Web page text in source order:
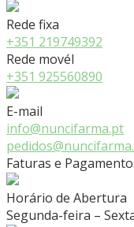
Rede fixa
+351 219749392
Rede movél
+351 925560890
E-mail
info@nuncifarma.pt
Faturas e
Horário de Abertura
Segunda-feira –